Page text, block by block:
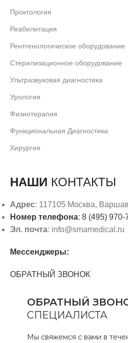
Проктология
Реабилитация
Рентгенологическое оборудование
Стерилизационное оборудование
Ультразвуковая диагностика
Урология
Физиотерапия
Функциональная Диагностика
Хирургия
НАШИ КОНТАКТЫ
Адрес: 117105 Москва,
Номер телефона: 8 (495) 970-
Эл. почта: info@smamedical.ru
Мессенджеры:
ОБРАТНЫЙ ЗВОНОК
ОБРАТНЫЙ
СПЕЦИАЛИСТА
Мы свяжемся с вами в